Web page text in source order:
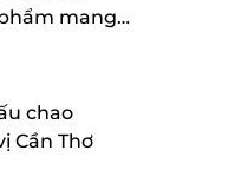
mang
biển
chao
Cần Thơ